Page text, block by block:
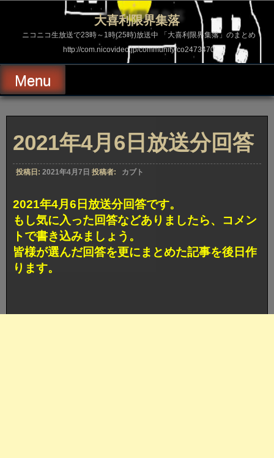
ス
ッ
プ
大喜利限界集落
ニコニコ生放送で23時～1時(25時)放送中 「大喜利限界集落」のまとめ
http://com.nicovideo.jp/community/co2473470
Menu
2021年4月6日放送分回答
投稿日: 2021年4月7日 投稿者: カブト
2021年4月6日放送分回答です。
もし気に入った回答などありましたら、コメン
トで書き込みましょう。
皆様が選んだ回答を更にまとめた記事を後日作
ります。